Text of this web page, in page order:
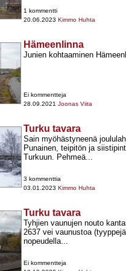
1 kommentti
20.06.2023 Kimmo Huhta
Hämeenlinna
Junien kohtaaminen
Ei kommentteja
28.09.2021 Joonas Viita
Turku tavara
Sain myöhästyneenä
Punainen, teipitön ja
Turkuun. Pehmeä...
3 kommenttia
03.01.2023 Kimmo Huhta
Turku tavara
Tyhjien vaunujen nouto
2637 vei vaunustoa
nopeudella...
Ei kommentteja